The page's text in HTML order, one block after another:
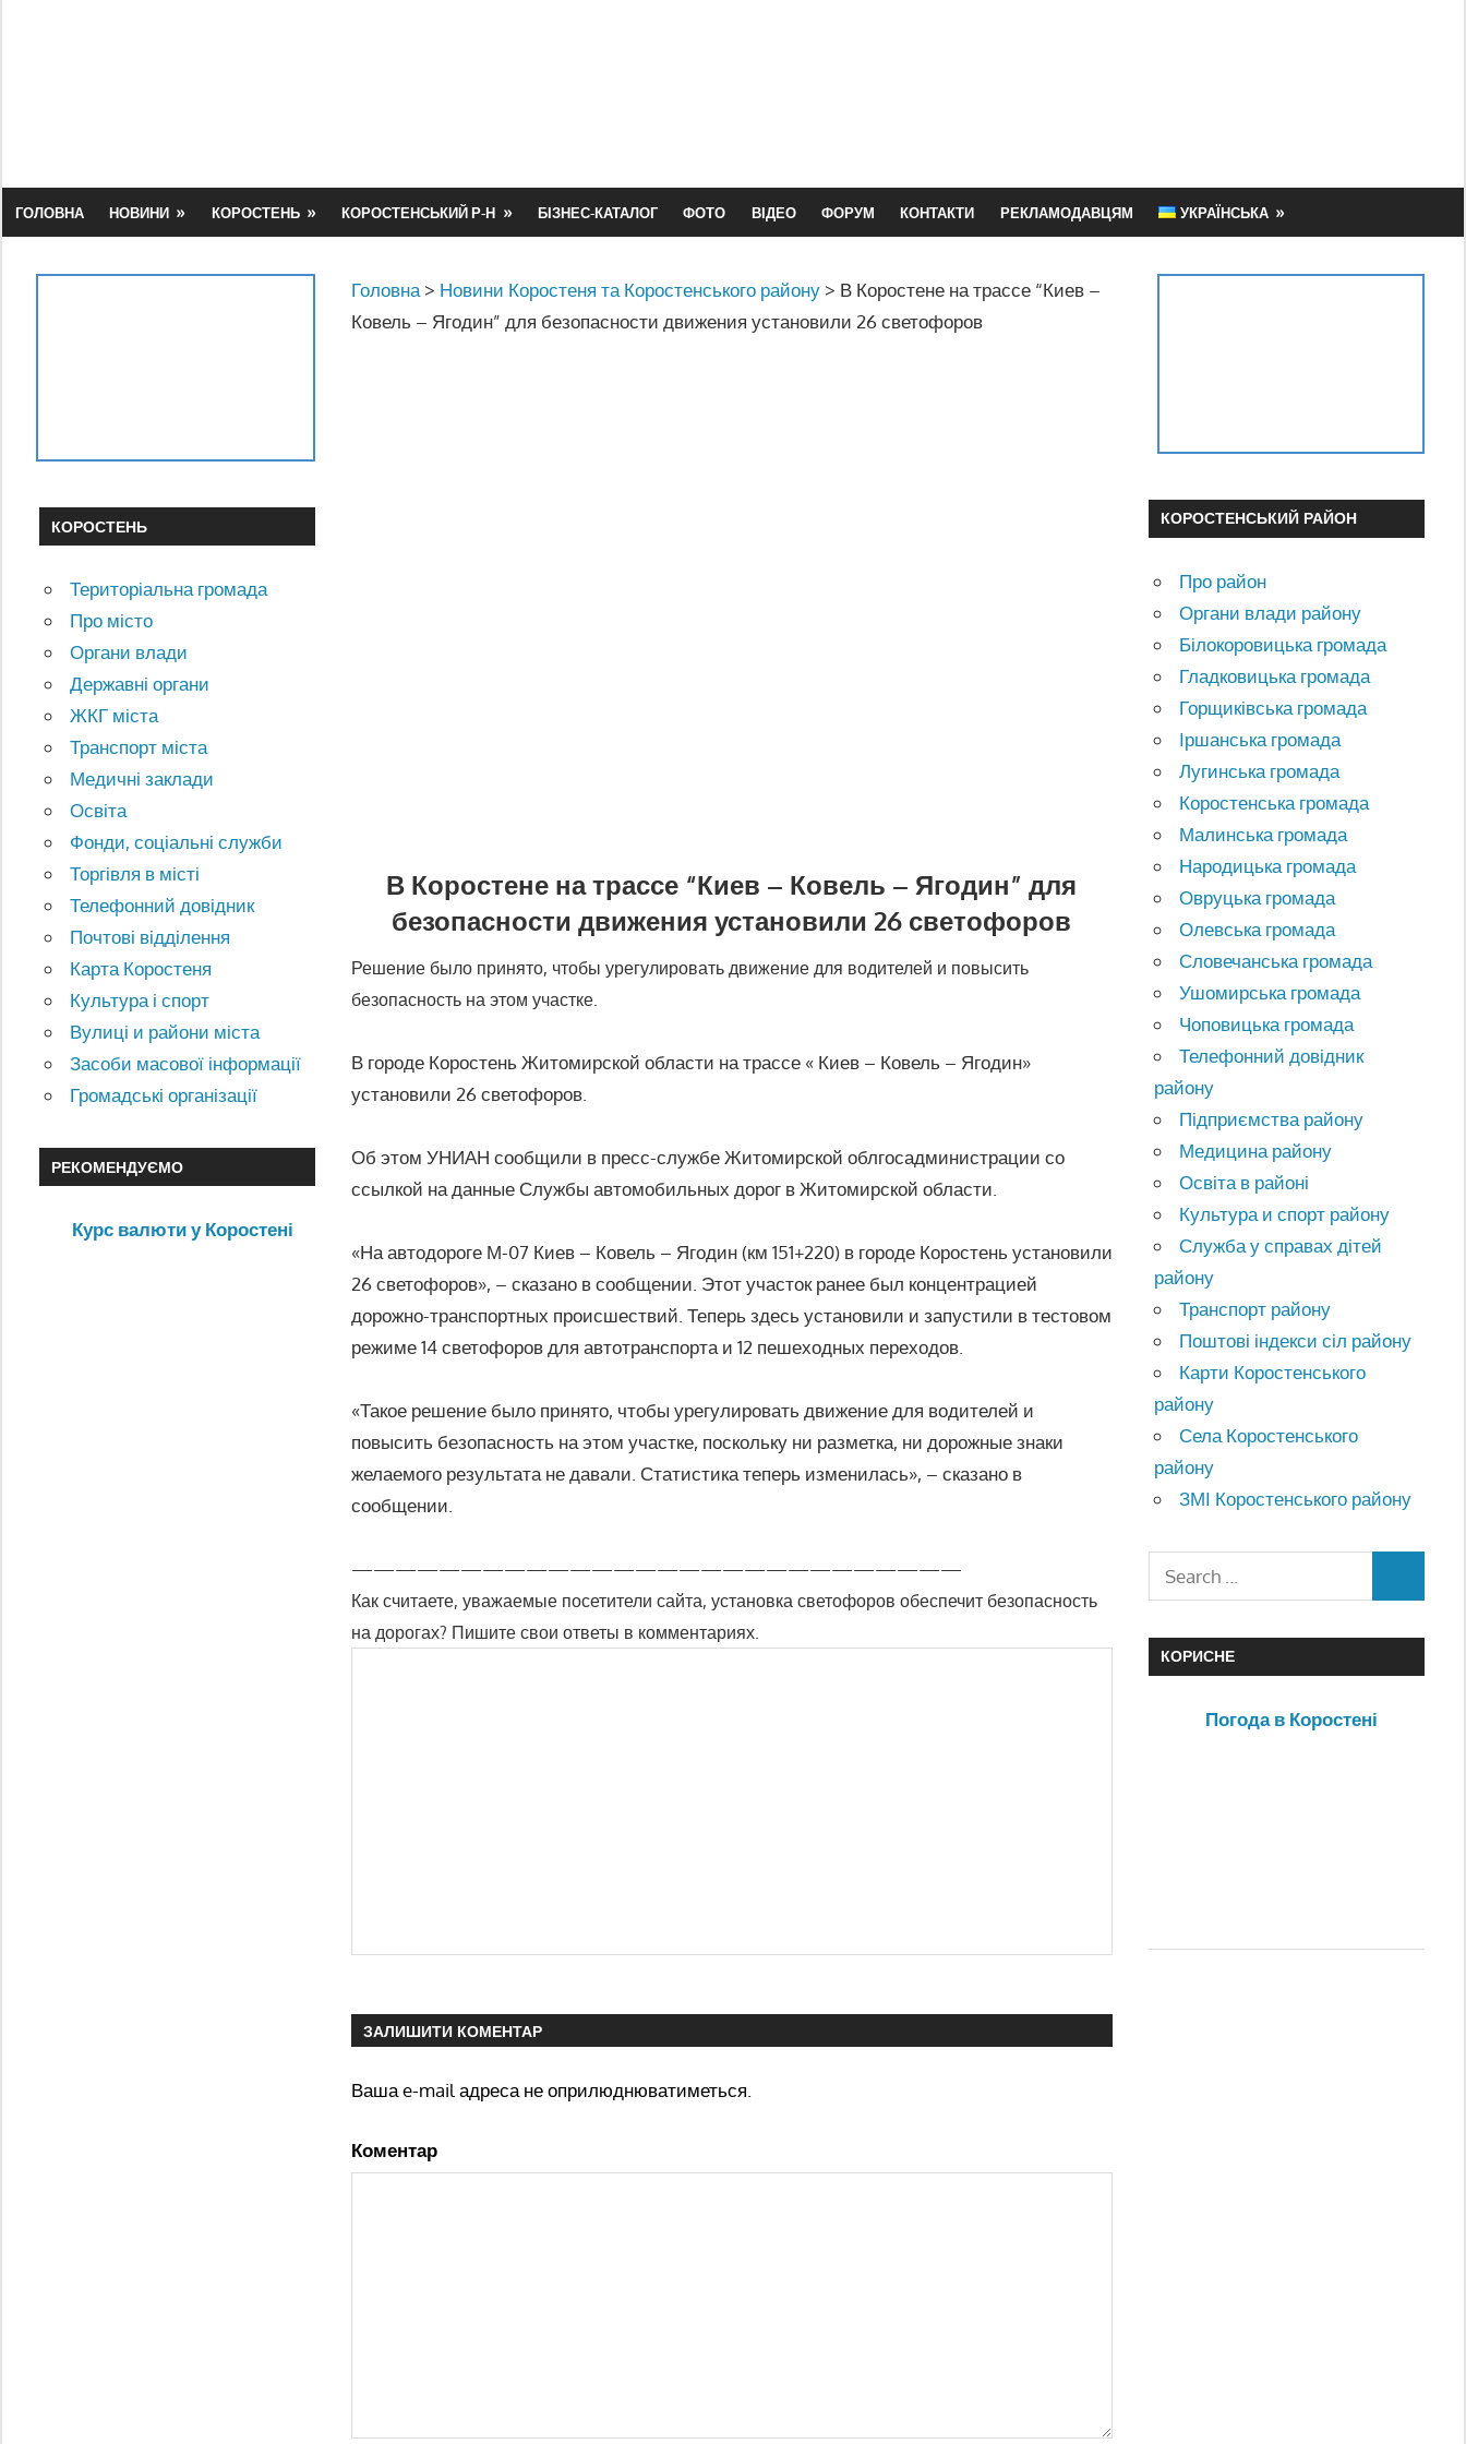
ГОЛОВНА НОВИНИ КОРОСТЕНЬ КОРОСТЕНСЬКИЙ Р-Н БІЗНЕС-КАТАЛОГ ФОТО ВІДЕО ФОРУМ КОНТАКТИ РЕКЛАМОДАВЦЯМ УКРАЇНСЬКА
Головна > Новини Коростеня та Коростенського району > В Коростене на трассе “Киев –
Ковель – Ягодин” для безопасности движения установили 26 светофоров
В Коростене на трассе “Киев – Ковель – Ягодин” для
безопасности движения установили 26 светофоров
Решение было принято, чтобы урегулировать движение для водителей и повысить
безопасность на этом участке.
В городе Коростень Житомирской области на трассе « Киев – Ковель – Ягодин»
установили 26 светофоров.
Об этом УНИАН сообщили в пресс-службе Житомирской облгосадминистрации со
ссылкой на данные Службы автомобильных дорог в Житомирской области.
«На автодороге М-07 Киев – Ковель – Ягодин (км 151+220) в городе Коростень установили
26 светофоров», – сказано в сообщении. Этот участок ранее был концентрацией
дорожно-транспортных происшествий. Теперь здесь установили и запустили в тестовом
режиме 14 светофоров для автотранспорта и 12 пешеходных переходов.
«Такое решение было принято, чтобы урегулировать движение для водителей и
повысить безопасность на этом участке, поскольку ни разметка, ни дорожные знаки
желаемого результата не давали. Статистика теперь изменилась», – сказано в
сообщении.
————————————————————————————
Как считаете, уважаемые посетители сайта, установка светофоров обеспечит безопасность
на дорогах? Пишите свои ответы в комментариях.
ЗАЛИШИТИ КОМЕНТАР
Ваша e-mail адреса не оприлюднюватиметься.
Коментар
КОРОСТЕНЬ
Територіальна громада
Про місто
Органи влади
Державні органи
ЖКГ міста
Транспорт міста
Медичні заклади
Освіта
Фонди, соціальні служби
Торгівля в місті
Телефонний довідник
Почтові відділення
Карта Коростеня
Культура і спорт
Вулиці и райони міста
Засоби масової інформації
Громадські організації
РЕКОМЕНДУЄМО
Курс валюти у Коростені
КОРОСТЕНСЬКИЙ РАЙОН
Про район
Органи влади району
Білокоровицька громада
Гладковицька громада
Горщиківська громада
Іршанська громада
Лугинська громада
Коростенська громада
Малинська громада
Народицька громада
Овруцька громада
Олевська громада
Словечанська громада
Ушомирська громада
Чоповицька громада
Телефонний довідник
району
Підприємства району
Медицина району
Освіта в районі
Культура и спорт району
Служба у справах дітей
району
Транспорт району
Поштові індекси сіл району
Карти Коростенського
району
Села Коростенського
району
ЗМІ Коростенського району
КОРИСНЕ
Погода в Коростені